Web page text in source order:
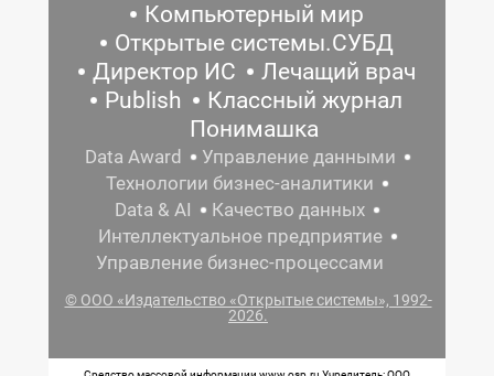
Компьютерный мир
Открытые системы.СУБД
Директор ИС
Лечащий врач
Publish
Классный журнал
Понимашка
Data Award
Управление данными
Технологии бизнес-аналитики
Data & AI
Качество данных
Интеллектуальное предприятие
Управление бизнес-процессами
© ООО «Издательство «Открытые системы», 1992-
2026.